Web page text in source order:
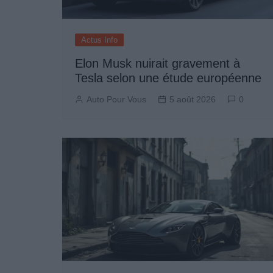
Actus Info
Elon Musk nuirait gravement à
Tesla selon une étude européenne
Auto Pour Vous 5 août 2026 0